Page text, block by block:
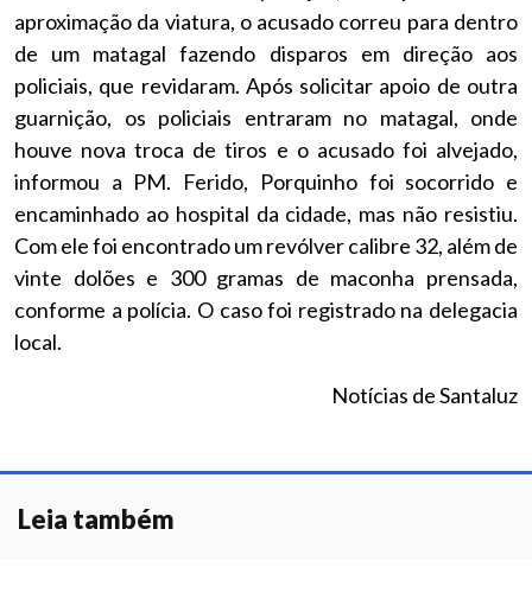
aproximação da viatura, o acusado correu para dentro
de um matagal fazendo disparos em direção aos
policiais, que revidaram. Após solicitar apoio de outra
guarnição, os policiais entraram no matagal, onde
houve nova troca de tiros e o acusado foi alvejado,
informou a PM. Ferido, Porquinho foi socorrido e
encaminhado ao hospital da cidade, mas não resistiu.
Com ele foi encontrado um revólver calibre 32, além de
vinte dolões e 300 gramas de maconha prensada,
conforme a polícia. O caso foi registrado na delegacia
local.
Notícias de Santaluz
Leia também